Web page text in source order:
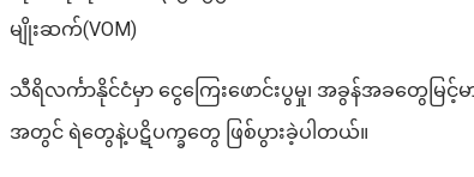
မျိုးဆက်(VOM)
သီရိလင်္ကာနိုင်ငံမှာ ငွေကြေးဖောင်းပွမှု၊ အခွန်အခတွေမြ
အတွင် ရဲတွေနဲ့ပဋိပက္ခတွေ ဖြစ်ပွားခဲ့ပါတယ်။